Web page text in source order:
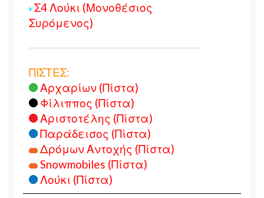
Σ4 Λούκι (Μονοθέσιος
Συρόμενος)
ΠΙΣΤΕΣ:
Αρχαρίων (Πίστα)
Φίλιππος (Πίστα)
Αριστοτέλης (Πίστα)
Παράδεισος (Πίστα)
Δρόμων Αντοχής (Πίστα)
Snowmobiles (Πίστα)
Λούκι (Πίστα)